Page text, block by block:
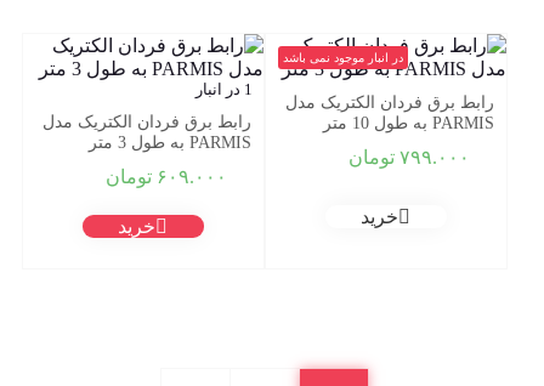
در انبار موجود نمی باشد
رابط برق فردان الکتریک مدل
PARMIS به طول 10 متر
۷۹۹.۰۰۰ تومان
خرید
1 در انبار
رابط برق فردان الکتریک مدل
PARMIS به طول 3 متر
۶۰۹.۰۰۰ تومان
خرید